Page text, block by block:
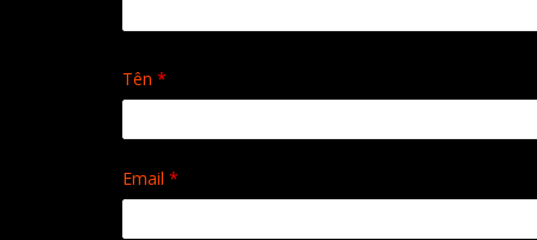
Tên *
Email *